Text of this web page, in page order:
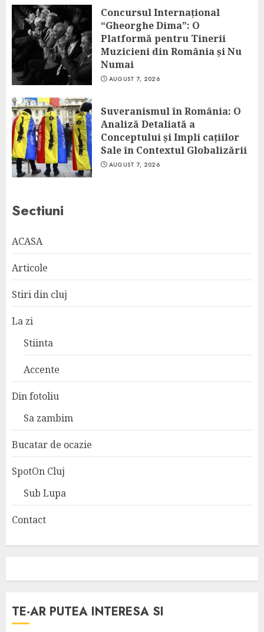
Concursul Internațional
“Gheorghe Dima”: O
Platformă pentru Tinerii
Muzicieni din România și Nu
Numai
AUGUST 7, 2026
Suveranismul în România: O
Analiză Detaliată a
Conceptului și Impli cațiilor
Sale în Contextul Globalizării
AUGUST 7, 2026
Sectiuni
ACASA
Articole
Stiri din cluj
La zi
Stiinta
Accente
Din fotoliu
Sa zambim
Bucatar de ocazie
SpotOn Cluj
Sub Lupa
Contact
TE-AR PUTEA INTERESA SI